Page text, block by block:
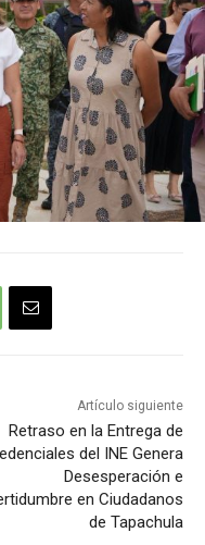
Artículo siguiente
Retraso en la Entrega de
del INE Genera
Desesperación e
en Ciudadanos
de Tapachula